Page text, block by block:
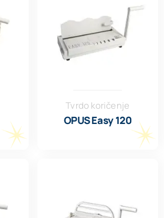
Tvrdo koričenje
OPUS Easy 120